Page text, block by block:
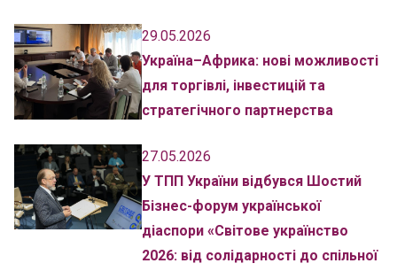
29.05.2026
Україна–Африка: нові можливості
для торгівлі, інвестицій та
стратегічного партнерства
27.05.2026
У ТПП України відбувся Шостий
Бізнес-форум української
діаспори «Світове українство
2026: від солідарності до спільної